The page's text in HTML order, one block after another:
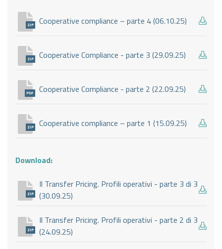
ZIP Cooperative compliance – parte 4 (06.10.25)
ZIP Cooperative Compliance - parte 3 (29.09.25)
PDF Cooperative Compliance - parte 2 (22.09.25)
ZIP Cooperative compliance – parte 1 (15.09.25)
Download:
ZIP
Il Transfer Pricing. Profili operativi - parte 3 di 3
(30.09.25)
ZIP
Il Transfer Pricing. Profili operativi - parte 2 di 3
(24.09.25)